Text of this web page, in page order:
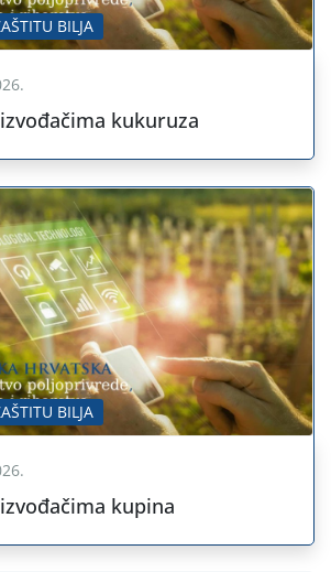
BILJA
kukuruza
BILJA
kupina